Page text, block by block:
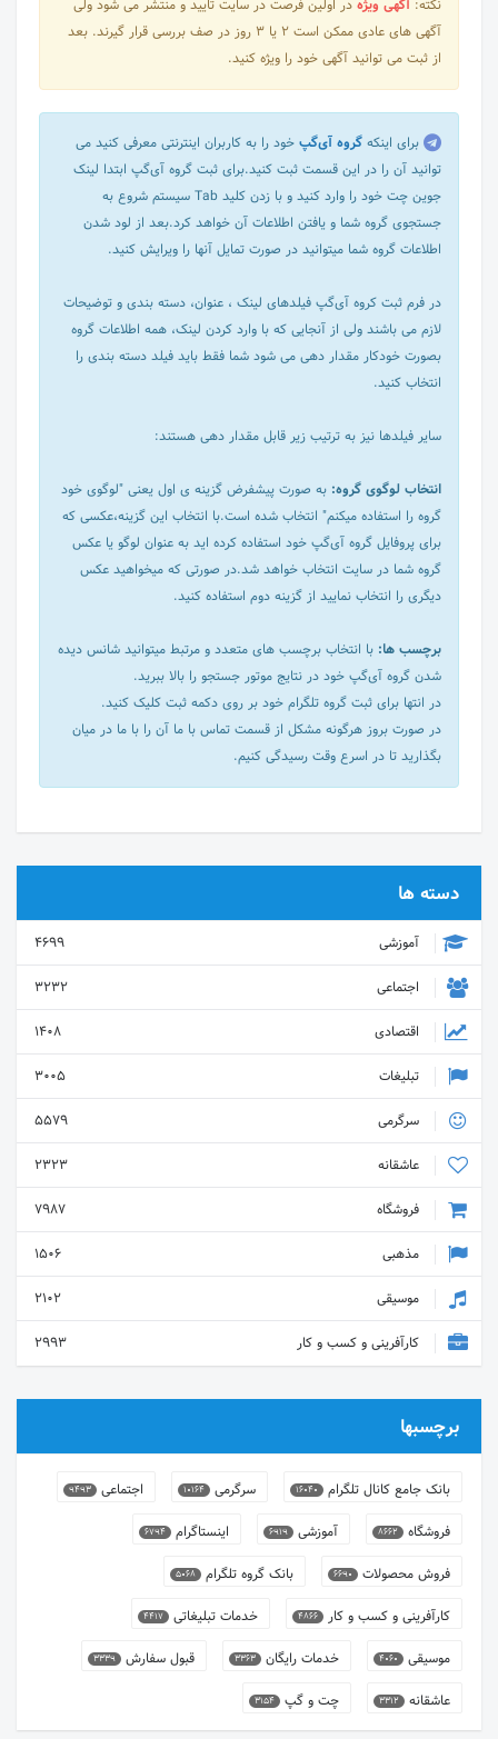
نکته: آگهی ویژه در اولین فرصت در سایت تایید و منتشر می شود ولی
آگهی های عادی ممکن است 2 یا 3 روز در صف بررسی قرار گیرند. بعد
از ثبت می توانید آگهی خود را ویژه کنید.
برای اینکه گروه آی‌گپ خود را به کاربران اینترنتی معرفی کنید می
توانید آن را در این قسمت ثبت کنید.برای ثبت گروه آی‌گپ ابتدا لینک
جوین چت خود را وارد کنید و با زدن کلید Tab سیستم شروع به
جستجوی گروه شما و یافتن اطلاعات آن خواهد کرد.بعد از لود شدن
اطلاعات گروه شما میتوانید در صورت تمایل آنها را ویرایش کنید.
در فرم ثبت کروه آی‌گپ فیلدهای لینک ، عنوان، دسته بندی و توضیحات
لازم می باشند ولی از آنجایی که با وارد کردن لینک، همه اطلاعات گروه
بصورت خودکار مقدار دهی می شود شما فقط باید فیلد دسته بندی را
انتخاب کنید.
سایر فیلدها نیز به ترتیب زیر قابل مقدار دهی هستند:
انتخاب لوگوی گروه: به صورت پیشفرض گزینه ی اول یعنی "لوگوی خود
گروه را استفاده میکنم" انتخاب شده است.با انتخاب این گزینه،عکسی که
برای پروفایل گروه آی‌گپ خود استفاده کرده اید به عنوان لوگو یا عکس
گروه شما در سایت انتخاب خواهد شد.در صورتی که میخواهید عکس
دیگری را انتخاب نمایید از گزینه دوم استفاده کنید.
برچسب ها: با انتخاب برچسب های متعدد و مرتبط میتوانید شانس دیده
شدن گروه آی‌گپ خود در نتایج موتور جستجو را بالا ببرید.
در انتها برای ثبت گروه تلگرام خود بر روی دکمه ثبت کلیک کنید.
در صورت بروز هرگونه مشکل از قسمت تماس با ما آن را با ما در میان
بگذارید تا در اسرع وقت رسیدگی کنیم.
دسته ها
آموزشی
4699
اجتماعی
3232
اقتصادی
1408
تبلیغات
3005
سرگرمی
5579
عاشقانه
2323
فروشگاه
7987
مذهبی
1506
موسیقی
2102
کارآفرینی و کسب و کار
2993
برچسبها
بانک جامع کانال تلگرام 16040 سرگرمی 10164 اجتماعی 9493
فروشگاه 8662 آموزشی 6919 اینستاگرام 6794
فروش محصولات 6690 بانک گروه تلگرام 5068
کارآفرینی و کسب و کار 4866 خدمات تبلیغاتی 4417
موسیقی 4060 خدمات رایگان 3363 قبول سفارش 3339
عاشقانه 3312 چت و گپ 3154